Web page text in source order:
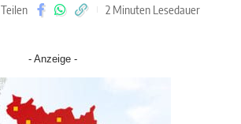
Teilen 2 Minuten Lesedauer
- Anzeige -